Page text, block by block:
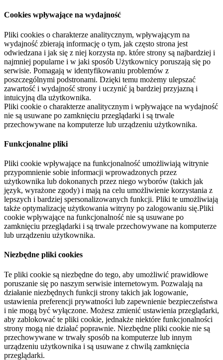
Cookies wpływające na wydajność
Pliki cookies o charakterze analitycznym, wpływającym na
wydajność zbierają informację o tym, jak często strona jest
odwiedzana i jak się z niej korzysta np. które strony są najbardziej i
najmniej popularne i w jaki sposób Użytkownicy poruszają się po
serwisie. Pomagają w identyfikowaniu problemów z
poszczególnymi podstronami. Dzięki temu możemy ulepszać
zawartość i wydajność strony i uczynić ją bardziej przyjazną i
intuicyjną dla użytkownika.
Pliki cookie o charakterze analitycznym i wpływające na wydajność
nie są usuwane po zamknięciu przeglądarki i są trwale
przechowywane na komputerze lub urządzeniu użytkownika.
Funkcjonalne pliki
Pliki cookie wpływające na funkcjonalność umożliwiają witrynie
przypomnienie sobie informacji wprowadzonych przez
użytkownika lub dokonanych przez niego wyborów (takich jak
język, wyrażone zgody) i mają na celu umożliwienie korzystania z
lepszych i bardziej spersonalizowanych funkcji. Pliki te umożliwiają
także optymalizację użytkowania witryny po zalogowaniu się.Pliki
cookie wpływające na funkcjonalność nie są usuwane po
zamknięciu przeglądarki i są trwale przechowywane na komputerze
lub urządzeniu użytkownika.
Niezbędne pliki cookies
Te pliki cookie są niezbędne do tego, aby umożliwić prawidłowe
poruszanie się po naszym serwisie internetowym. Pozwalają na
działanie niezbędnych funkcji strony takich jak logowanie,
ustawienia preferencji prywatności lub zapewnienie bezpieczeństwa
i nie mogą być wyłączone. Możesz zmienić ustawienia przeglądarki,
aby zablokować te pliki cookie, jednakże niektóre funkcjonalności
strony mogą nie działać poprawnie. Niezbędne pliki cookie nie są
przechowywane w trwały sposób na komputerze lub innym
urządzeniu użytkownika i są usuwane z chwilą zamknięcia
przeglądarki.